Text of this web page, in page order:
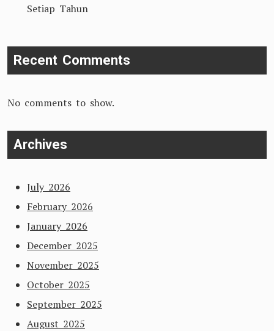
Setiap Tahun
Recent Comments
No comments to show.
Archives
July 2026
February 2026
January 2026
December 2025
November 2025
October 2025
September 2025
August 2025